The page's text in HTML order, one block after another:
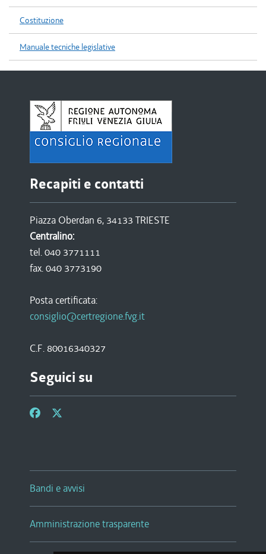
Costituzione
Manuale tecniche legislative
Recapiti e contatti
Piazza Oberdan 6, 34133 TRIESTE
Centralino:
tel. 040 3771111
fax. 040 3773190
Posta certificata:
consiglio@certregione.fvg.it
C.F. 80016340327
Seguici su
Bandi e avvisi
Amministrazione trasparente